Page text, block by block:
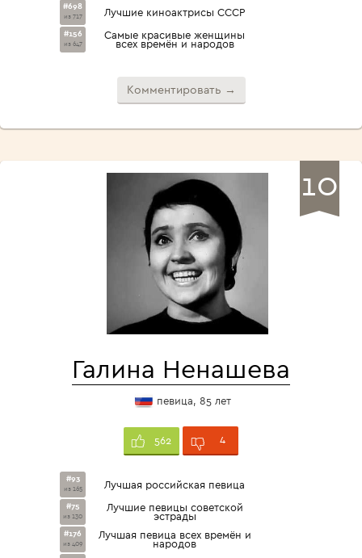
#698
из 717 Лучшие киноактрисы СССР
#156
из 647
Самые красивые женщины
всех времён и народов
Комментировать →
10
Галина Ненашева
певица, 85 лет
562 4
#93
из 165 Лучшая российская певица
#75
из 130
Лучшие певицы советской
эстрады
#176
из 409
Лучшая певица всех времён и
народов